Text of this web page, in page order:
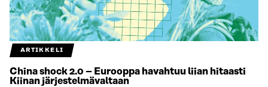
ARTIKKELI
China shock 2.0 – Eurooppa havahtuu liian hitaasti
Kiinan järjestelmävaltaan